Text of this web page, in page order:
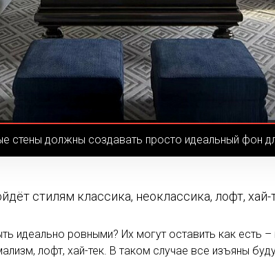
стены должны создавать просто идеальный фон
стилям классика, неоклассика, лофт, хай-
идеально ровными? Их могут оставить как есть
лофт, хай-тек. В таком случае все изъяны